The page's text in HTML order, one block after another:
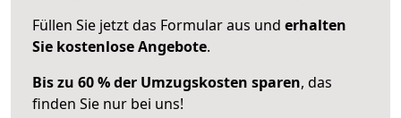
Füllen Sie jetzt das Formular aus und erhalten
Sie kostenlose Angebote.
Bis zu 60 % der Umzugskosten sparen, das
finden Sie nur bei uns!